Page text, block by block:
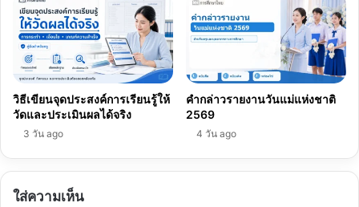
วิธีเขียนจุดประสงค์การเรียนรู้ให้
วัดและประเมินผลได้จริง
3 วัน ago
คำกล่าวรายงานวันแม่แห่งชาติ
2569
4 วัน ago
ใส่ความเห็น